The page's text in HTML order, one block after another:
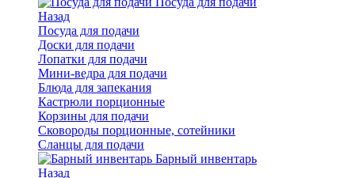
Назад
Посуда для подачи
Доски для подачи
Лопатки для подачи
Мини-ведра для подачи
Блюда для запекания
Кастрюли порционные
Корзины для подачи
Сковороды порционные, сотейники
Сланцы для подачи
Барный инвентарь
Назад